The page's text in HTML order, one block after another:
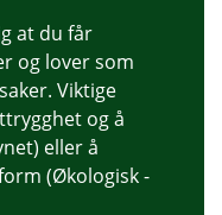
at du får
og lover som
Viktige
og å
eller å
(Økologisk -